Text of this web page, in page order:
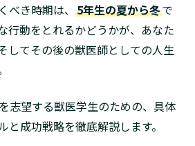
べき時期は、 5年生の夏から冬で
行動をとれるかどうかが、あなた
してその後の獣医師としての人生
志望する獣医学生のための、具体
と成功戦略を徹底解説します。